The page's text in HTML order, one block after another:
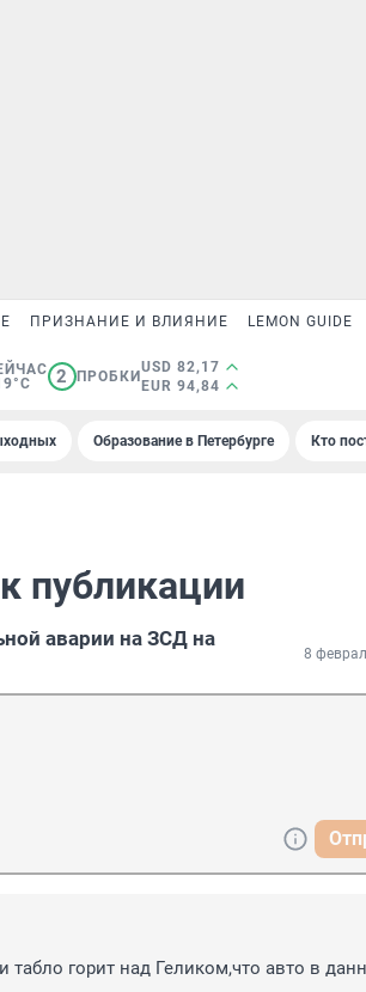
ПРИЗНАНИЕ И ВЛИЯНИЕ LEMON GUIDE
2 ПРОБКИ
USD 82,17
EUR 94,84
Образование в Петербурге Кто
публикации
аварии на ЗСД на
8
табло горит над Геликом,что авто в